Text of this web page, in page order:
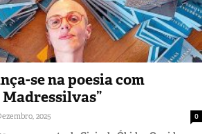
se na poesia com
Madressilvas”
2025 0